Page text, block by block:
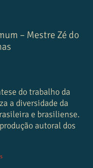
– Mestre Zé do
do trabalho da
a diversidade da
e brasiliense.
autoral dos